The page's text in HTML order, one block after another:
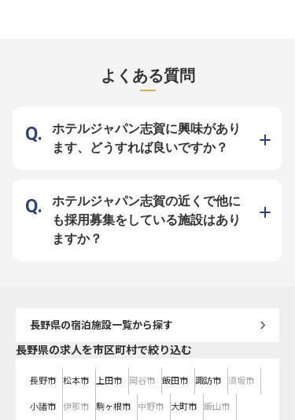
して温かいホスピタリティでお客様
をお迎えしています。 訪れるお客
ます。 接客の経験がある方はもち
ろん、おもてなしの心を持って新し
くチャレンジしたいというあなたの
想いを、ぜひこの場所で活かしてく
様の滞在をトータルに支えるやりが
いのあるポジションです。 日々の
業務の中で工夫を重ね、お客様によ
り満足していただけるサービスをチ
ーム一丸となって追求しています。
あなたの明るい笑顔で、チームメン
「mont」で、支配人としてお客様
に忘れられない体験を届けるお仕事
です。 地域の豊かな自然や文化、
時間を提供します。 施設のブラン
ディングから販売戦略、PR・広報
まで、あなたのアイデアと情熱で
「mont」の魅力を最大限に引き出
をお持ちの方を歓迎します。 新規
開業施設の管理・運営全般を担い、
レストラン事業の計画策定や業務オ
ペレーションの構築・整備にも携わ
よくある質問
ホテルジャパン志賀に興味があり
ます、どうすれば良いですか？
ホテルジャパン志賀の近くで他に
も採用募集をしている施設はあり
ますか？
長野県の宿泊施設一覧から探す
長野県の求人を市区町村で絞り込む
長野市 松本市 上田市 岡谷市 飯田市 諏訪市 須坂市
小諸市 伊那市 駒ヶ根市 中野市 大町市 飯山市